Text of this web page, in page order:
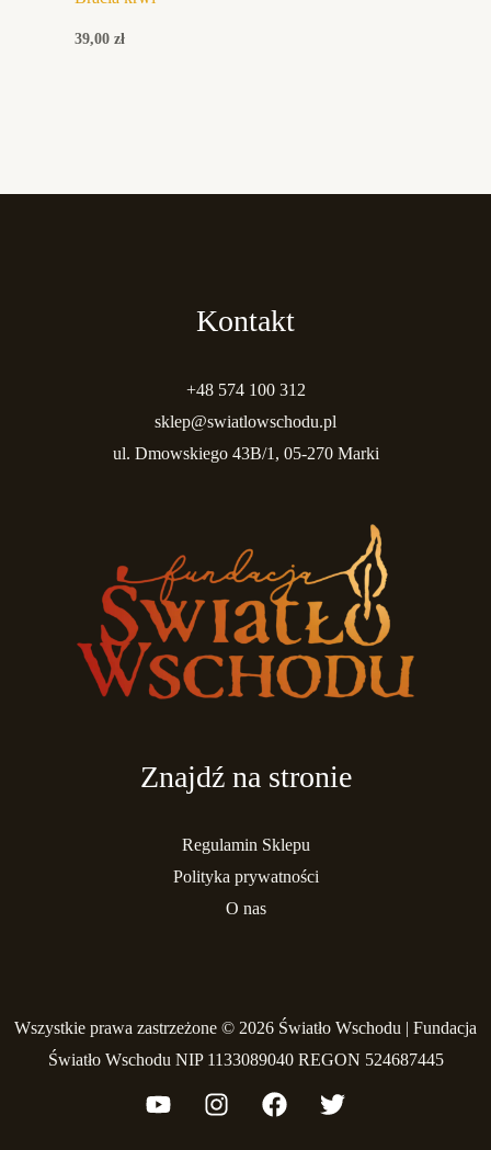
39,00 zł
Kontakt
+48 574 100 312
sklep@swiatlowschodu.pl
ul. Dmowskiego 43B/1, 05-270 Marki
Znajdź na stronie
Regulamin Sklepu
Polityka prywatności
O nas
Wszystkie prawa zastrzeżone © 2026 Światło Wschodu | Fundacja
Światło Wschodu NIP 1133089040 REGON 524687445